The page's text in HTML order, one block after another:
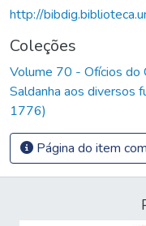
http://
Coleções
Volume 70 - Ofícios do
Saldanha aos diversos
1776)
Página do item